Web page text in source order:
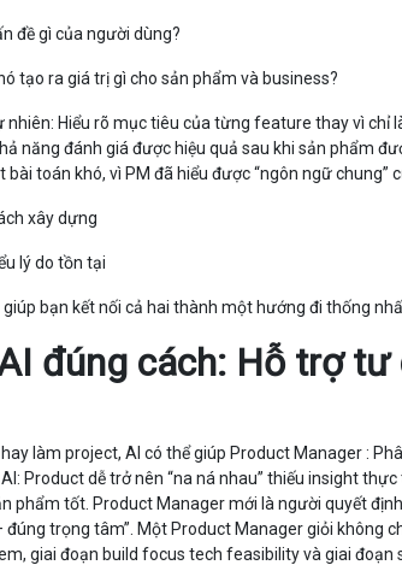
đề gì của người dùng?
tạo ra giá trị gì cho sản phẩm và business?
nhiên: Hiểu rõ mục tiêu của từng feature thay vì
năng đánh giá được hiệu quả sau khi sản phẩm
toán khó, vì PM đã hiểu được “ngôn ngữ chung”
xây dựng
lý do tồn tại
bạn kết nối cả hai thành một hướng đi thống
đúng cách: Hỗ trợ
làm project, AI có thể giúp Product Manager :
Product dễ trở nên “na ná nhau” thiếu insight
phẩm tốt. Product Manager mới là người quyết
đúng trọng tâm”. Một Product Manager giỏi không
giai đoạn build focus tech feasibility và giai đoạn